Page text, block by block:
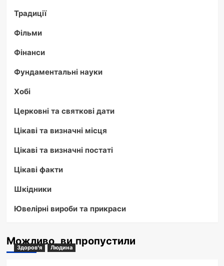
Традиції
Фільми
Фінанси
Фундаментальні науки
Хобі
Церковні та святкові дати
Цікаві та визначні місця
Цікаві та визначні постаті
Цікаві факти
Шкідники
Ювелірні вироби та прикраси
Можливо, ви пропустили
Здоров'я Людина